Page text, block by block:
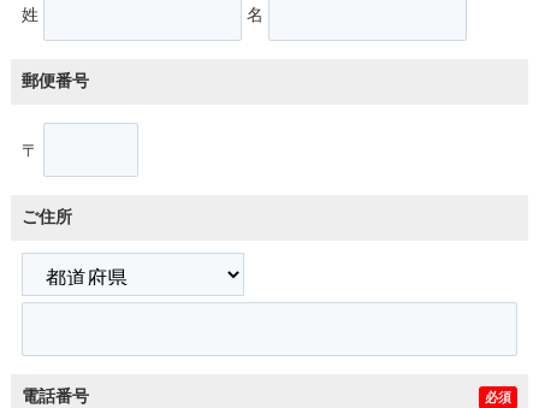
姓 名
郵便番号
〒
ご住所
電話番号 必須